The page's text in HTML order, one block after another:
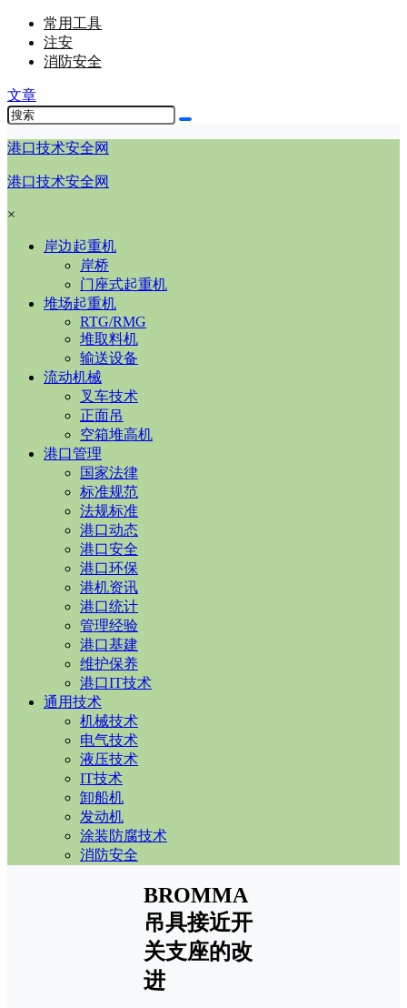
常用工具
注安
消防安全
文章
港口技术安全网
港口技术安全网
×
岸边起重机
岸桥
门座式起重机
堆场起重机
RTG/RMG
堆取料机
输送设备
流动机械
叉车技术
正面吊
空箱堆高机
港口管理
国家法律
标准规范
法规标准
港口动态
港口安全
港口环保
港机资讯
港口统计
管理经验
港口基建
维护保养
港口IT技术
通用技术
机械技术
电气技术
液压技术
IT技术
卸船机
发动机
涂装防腐技术
消防安全
BROMMA
吊具接近开
关支座的改
进